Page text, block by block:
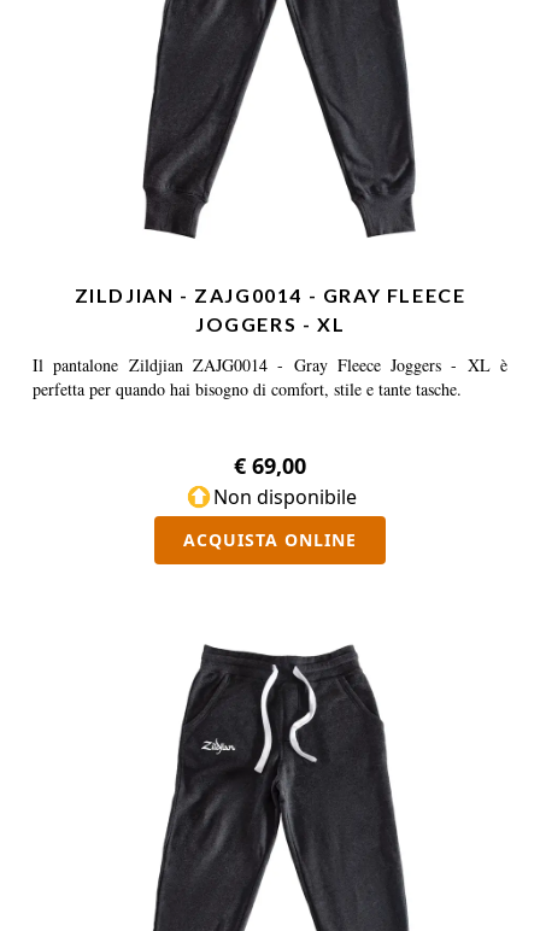
ZILDJIAN - ZAJG0014 - GRAY FLEECE
JOGGERS - XL
Il pantalone Zildjian ZAJG0014 - Gray Fleece Joggers - XL è
perfetta per quando hai bisogno di comfort, stile e tante tasche.
€ 69,00
Non disponibile
ACQUISTA ONLINE